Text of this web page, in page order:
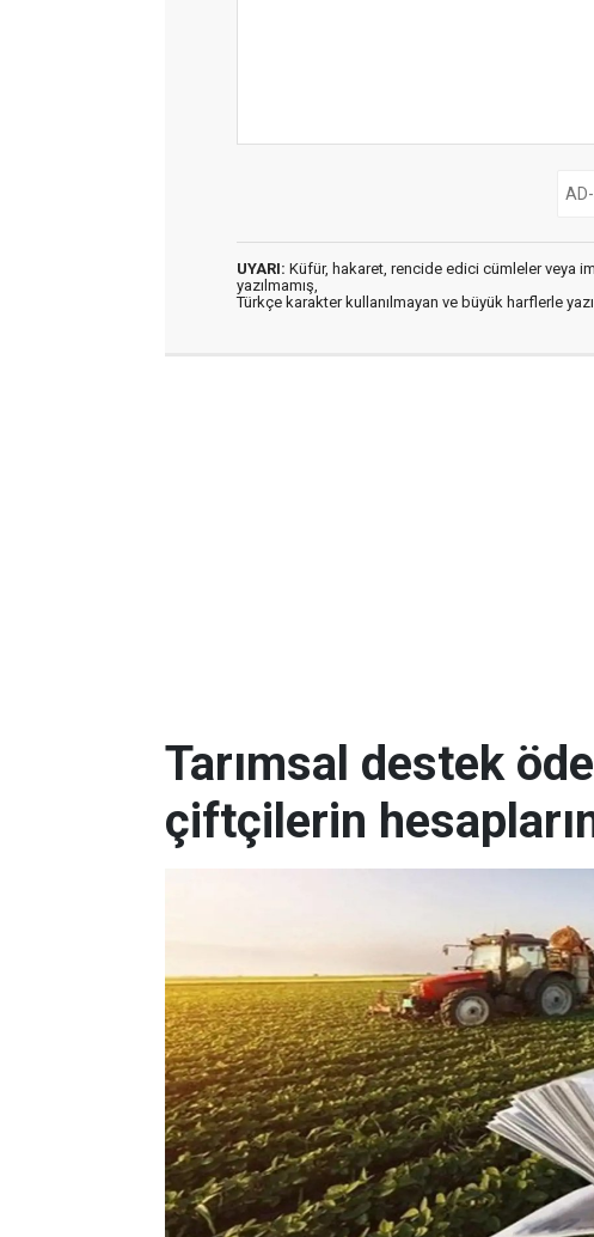
UYARI: Küfür, hakaret, rencide edici cümleler veya
yazılmamış,
Türkçe karakter kullanılmayan ve büyük harflerle
Tarımsal destek
çiftçilerin